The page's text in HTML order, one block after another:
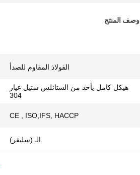
وصف المنتج
الفولاذ المقاوم للصدأ
هيكل كامل يأخذ من الستانلس ستيل عيار
304
CE , ISO,IFS, HACCP
الـ (سليفر)